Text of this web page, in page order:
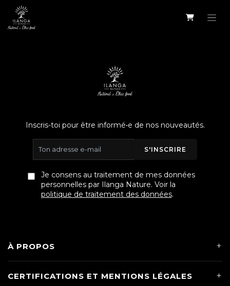
Se rendre au contenu
Inscris-toi pour être informé•e de nos nouveautés.
S'INSCRIRE
Je consens au traitement de mes données
personnelles par Ilanga Nature. Voir la
politique de traitement des données.
À PROPOS
CERTIFICATIONS ET MENTIONS LÉGALES